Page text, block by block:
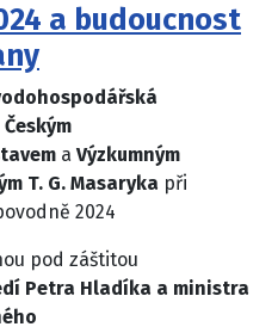
a budoucnost
Českým
a Výzkumným
T. G. Masaryka při
2024
pod záštitou
Petra Hladíka a ministra